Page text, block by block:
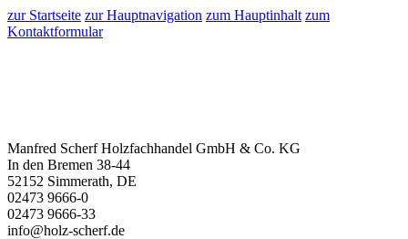
zur Startseite zur Hauptnavigation zum Hauptinhalt zum
Kontaktformular
Manfred Scherf Holzfachhandel GmbH & Co. KG
In den Bremen 38-44
52152 Simmerath, DE
02473 9666-0
02473 9666-33
info@holz-scherf.de